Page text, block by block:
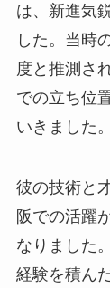
は、新進気
した。当時
度と推測さ
での立ち位
いきました。
彼の技術と
阪での活躍
なりました
経験を積ん